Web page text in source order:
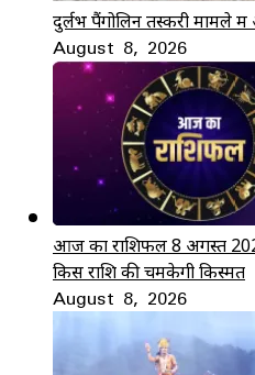
दुर्लभ पैंगोलिन तस्करी मामले
August 8, 2026
आज का राशिफल 8 अगस्त
किस राशि की चमकेगी किस्मत
August 8, 2026